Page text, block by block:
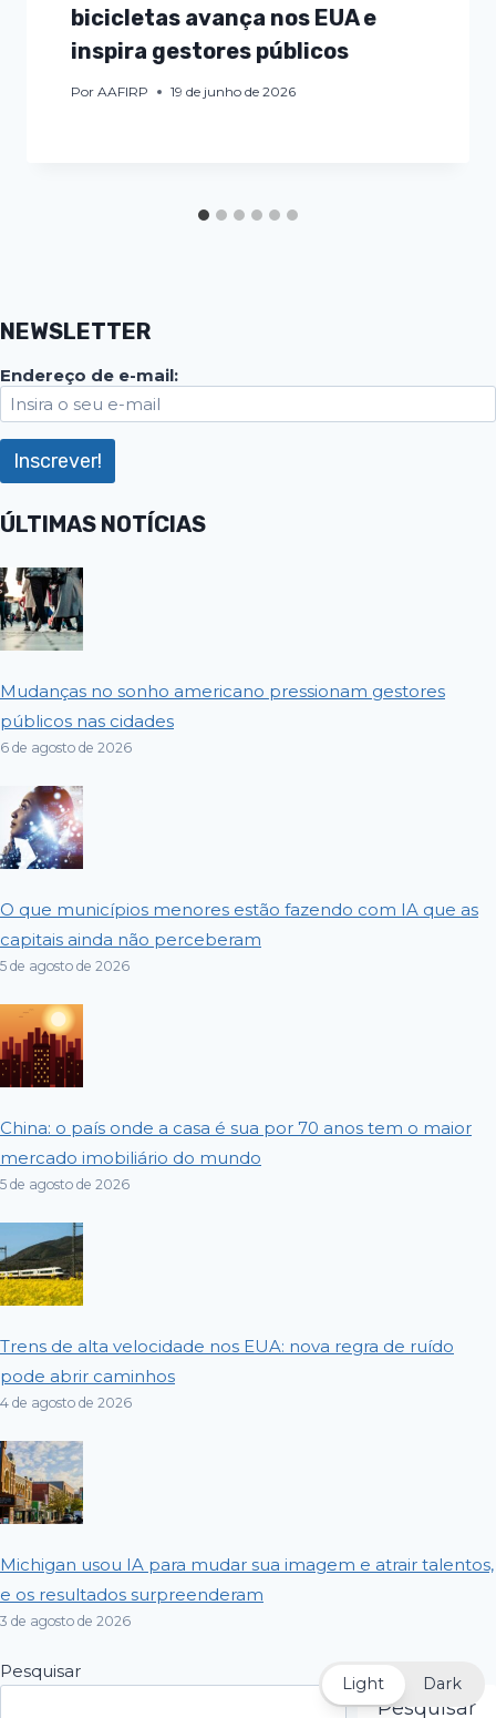
bicicletas avança nos EUA e
inspira gestores públicos
Por AAFIRP 19 de junho de 2026
NEWSLETTER
Endereço de e-mail:
ÚLTIMAS NOTÍCIAS
Mudanças no sonho americano pressionam gestores
públicos nas cidades
6 de agosto de 2026
O que municípios menores estão fazendo com IA que as
capitais ainda não perceberam
5 de agosto de 2026
China: o país onde a casa é sua por 70 anos tem o maior
mercado imobiliário do mundo
5 de agosto de 2026
Trens de alta velocidade nos EUA: nova regra de ruído
pode abrir caminhos
4 de agosto de 2026
Michigan usou IA para mudar sua imagem e atrair talentos,
e os resultados surpreenderam
3 de agosto de 2026
Pesquisar
Pesquisar
Light Dark